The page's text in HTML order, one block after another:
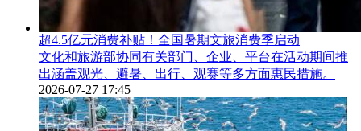
超4.5亿元消费补贴！全国暑期文旅消费季启动
文化和旅游部协同有关部门、企业、平台在活动期间推
出涵盖观光、避暑、出行、观赛等多方面惠民措施。
2026-07-27 17:45